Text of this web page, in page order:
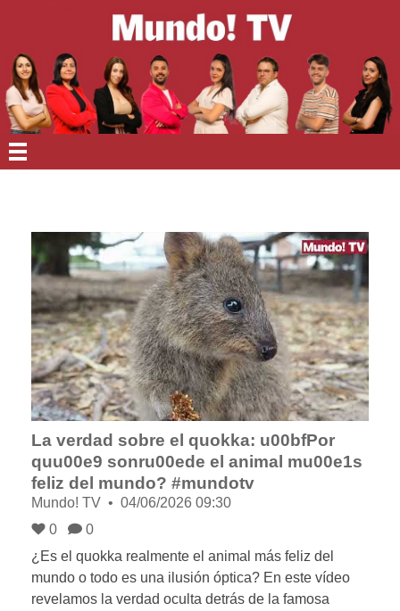
La verdad sobre el quokka: u00bfPor
quu00e9 sonru00ede el animal mu00e1s
feliz del mundo? #mundotv
Mundo! TV
04/06/2026 09:30
0
0
¿Es el quokka realmente el animal más feliz del
mundo o todo es una ilusión óptica? En este vídeo
revelamos la verdad oculta detrás de la famosa